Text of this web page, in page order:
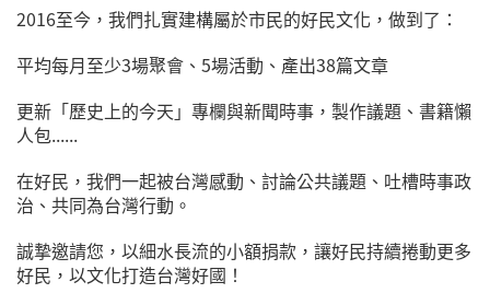
2016至今，我們扎實建構屬於市民的好民文化，做到了：
平均每月至少3場聚會、5場活動、產出38篇文章
更新「歷史上的今天」專欄與新聞時事，製作議題、書籍懶
人包......
在好民，我們一起被台灣感動、討論公共議題、吐槽時事政
治、共同為台灣行動。
誠摯邀請您，以細水長流的小額捐款，讓好民持續捲動更多
好民，以文化打造台灣好國！